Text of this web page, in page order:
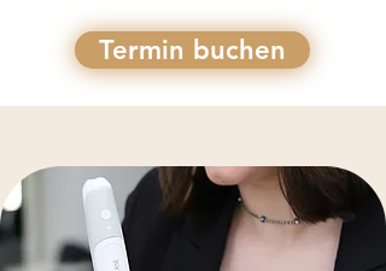
Termin buchen